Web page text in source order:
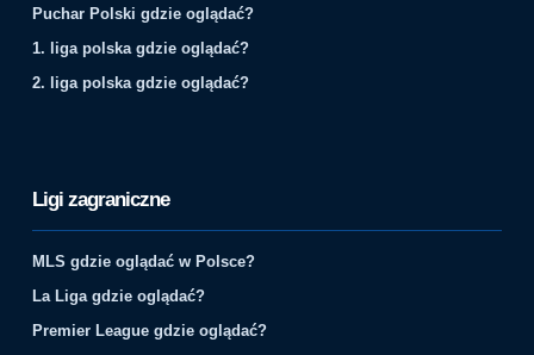
Puchar Polski gdzie oglądać?
1. liga polska gdzie oglądać?
2. liga polska gdzie oglądać?
Ligi zagraniczne
MLS gdzie oglądać w Polsce?
La Liga gdzie oglądać?
Premier League gdzie oglądać?